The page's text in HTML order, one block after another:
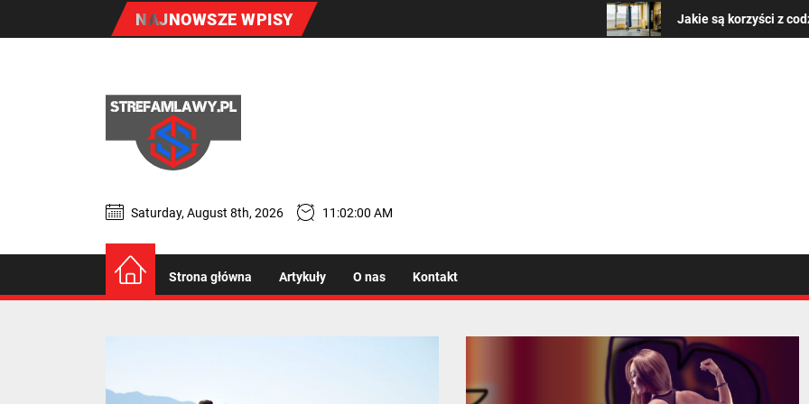
NAJNOWSZE WPISY Jakie są korzyści z
Strefa
zdrowia
-
wszystko
Strefa zdrowia - wszystko o zdrowym
treningach
Saturday, August 8th, 2026 11:02:01 AM
Strona główna Artykuły O nas Kontakt